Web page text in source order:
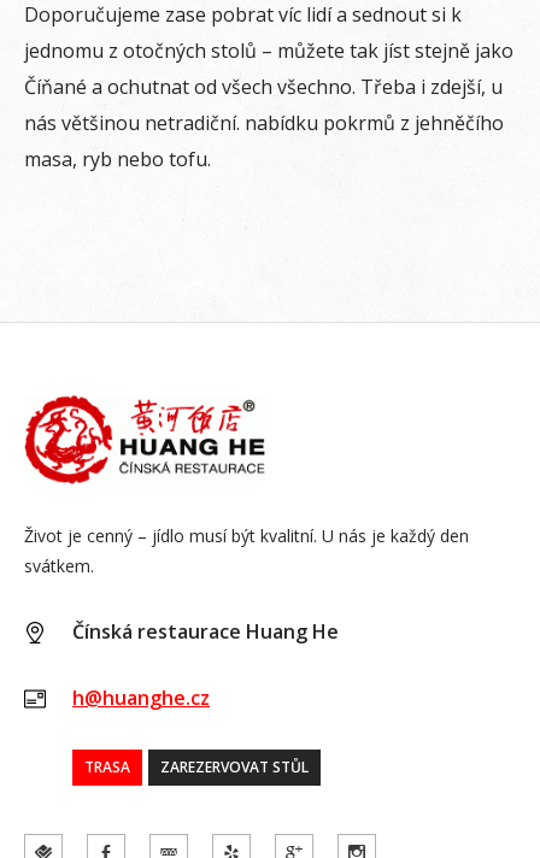
Doporučujeme zase pobrat víc lidí a sednout si k
jednomu z otočných stolů – můžete tak jíst stejně jako
Číňané a ochutnat od všech všechno. Třeba i zdejší, u
nás většinou netradiční. nabídku pokrmů z jehněčího
masa, ryb nebo tofu.
Život je cenný – jídlo musí být kvalitní. U nás je každý den
svátkem.
Čínská restaurace Huang He
h@huanghe.cz
TRASA ZAREZERVOVAT STŮL